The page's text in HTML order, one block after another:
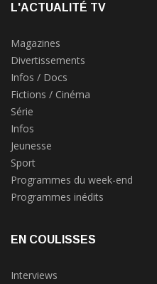
L'ACTUALITÉ TV
Magazines
Divertissements
Infos / Docs
Fictions / Cinéma
Série
Infos
Jeunesse
Sport
Programmes du week-end
Programmes inédits
EN COULISSES
Interviews